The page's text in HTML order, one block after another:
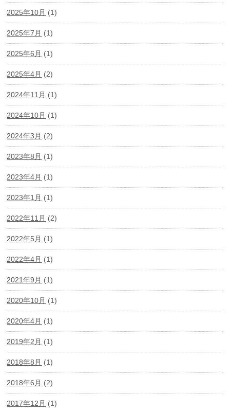
2025年10月 (1)
2025年7月 (1)
2025年6月 (1)
2025年4月 (2)
2024年11月 (1)
2024年10月 (1)
2024年3月 (2)
2023年8月 (1)
2023年4月 (1)
2023年1月 (1)
2022年11月 (2)
2022年5月 (1)
2022年4月 (1)
2021年9月 (1)
2020年10月 (1)
2020年4月 (1)
2019年2月 (1)
2018年8月 (1)
2018年6月 (2)
2017年12月 (1)